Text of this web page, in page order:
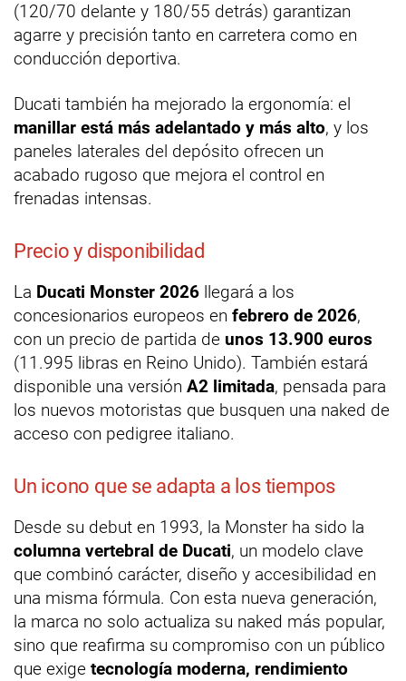
(120/70 delante y 180/55 detrás) garantizan
agarre y precisión tanto en carretera como en
conducción deportiva.
Ducati también ha mejorado la ergonomía: el
manillar está más adelantado y más alto, y los
paneles laterales del depósito ofrecen un
acabado rugoso que mejora el control en
frenadas intensas.
Precio y disponibilidad
La Ducati Monster 2026 llegará a los
concesionarios europeos en febrero de 2026,
con un precio de partida de unos 13.900 euros
(11.995 libras en Reino Unido). También estará
disponible una versión A2 limitada, pensada para
los nuevos motoristas que busquen una naked de
acceso con pedigree italiano.
Un icono que se adapta a los tiempos
Desde su debut en 1993, la Monster ha sido la
columna vertebral de Ducati, un modelo clave
que combinó carácter, diseño y accesibilidad en
una misma fórmula. Con esta nueva generación,
la marca no solo actualiza su naked más popular,
sino que reafirma su compromiso con un público
que exige tecnología moderna, rendimiento